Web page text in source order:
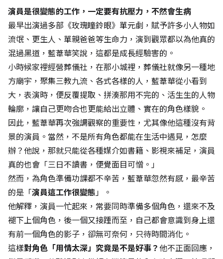
演員是很變態的工作，一定要有抗壓力，不然會生病
最早出演過多部《玫瑰瞳鈴眼》單元劇，賦予許多小人物如
流氓、更生人、單親爸爸等生命力，演到觀眾都以為他真的
混過黑道，藍葦華笑說，這都是成長經驗害的。
小時候家裡經營葬儀社，在那小城裡，葬儀社就像另一種地
方廟宇，聚集三教九流、各式各樣的人，藍葦華從小看到
大，表演時，便反覆提取、拼湊那用不完的、活生生的人物
輪廓，讓自己更吻合也更能給出立體、實在的角色樣貌。
因此，藍葦華再次強調觀察的重要性，尤其像他這種沒有背
景的演員。當然，不是所有角色都能在生活中遇見，怎麼
辦？他說，那就只能從各種媒介如書籍、影視來補足，演員
真的也會「三日不讀書，便覺面目可憎。」
然而，為角色準備功課都不辛苦，藍葦華忽然有感，最辛苦
的是「演員這工作很變態」。
他解釋，演員一忙起來，常要同時準備多個角色，還來不及
褪下上個角色，後一個又接踵而至，自己都會意識到身上還
有前一個角色的影子，卻無可奈何，只待時間消化。
這樣對角色「用情太深」究竟是不是好事？他不正面回應，